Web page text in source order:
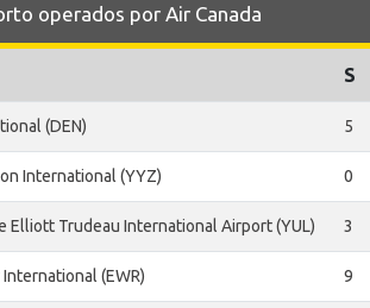
operados por Air Canada
S
(DEN) 5
International (YYZ) 0
Elliott Trudeau International Airport (YUL) 3
(EWR) 9